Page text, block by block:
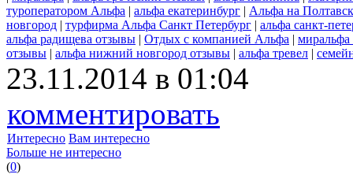
туроператором Альфа | альфа екатеринбург | Альфа на
новгород | турфирма Альфа Санкт Петербург | альфа санкт-
альфа радищева отзывы | Отдых с компанией Альфа |
отзывы | альфа нижний новгород отзывы | альфа тревел |
23.11.2014 в 01:04
комментировать
Интересно Вам интересно
Больше не интересно
(0)